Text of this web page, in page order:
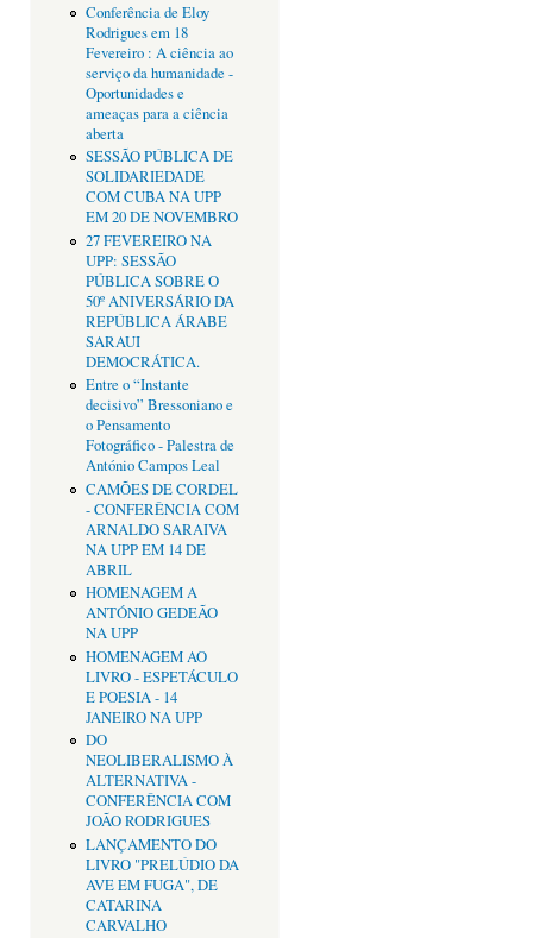
Conferência de Eloy
Rodrigues em 18
Fevereiro : A ciência ao
serviço da humanidade -
Oportunidades e
ameaças para a ciência
aberta
SESSÃO PÚBLICA DE
SOLIDARIEDADE
COM CUBA NA UPP
EM 20 DE NOVEMBRO
27 FEVEREIRO NA
UPP: SESSÃO
PÚBLICA SOBRE O
50º ANIVERSÁRIO DA
REPÚBLICA ÁRABE
SARAUI
DEMOCRÁTICA.
Entre o “Instante
decisivo” Bressoniano e
o Pensamento
Fotográfico - Palestra de
António Campos Leal
CAMÕES DE CORDEL
- CONFERÊNCIA COM
ARNALDO SARAIVA
NA UPP EM 14 DE
ABRIL
HOMENAGEM A
ANTÓNIO GEDEÃO
NA UPP
HOMENAGEM AO
LIVRO - ESPETÁCULO
E POESIA - 14
JANEIRO NA UPP
DO
NEOLIBERALISMO À
ALTERNATIVA -
CONFERÊNCIA COM
JOÃO RODRIGUES
LANÇAMENTO DO
LIVRO "PRELÚDIO DA
AVE EM FUGA", DE
CATARINA
CARVALHO